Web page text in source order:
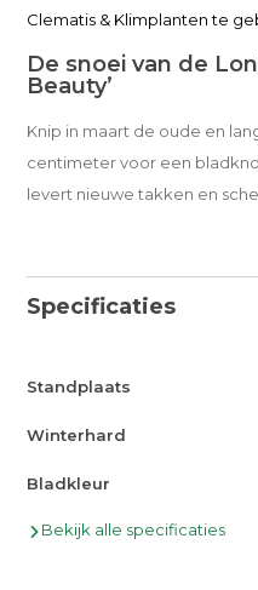
Clematis & Klimplanten te
De snoei van de
Beauty’
Knip in maart de oude en
centimeter voor een
levert nieuwe takken en
Specificaties
Standplaats
Winterhard
Bladkleur
Bekijk alle specificaties